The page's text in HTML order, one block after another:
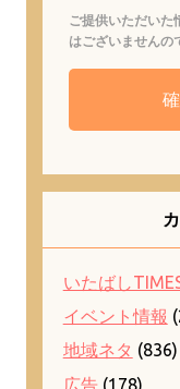
ご提供いただいた
はございませんの
いたばし
イベント情報
地域ネタ (836)
広告(178)